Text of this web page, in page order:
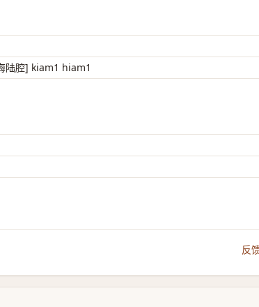
陆腔] kiam1 hiam1
反